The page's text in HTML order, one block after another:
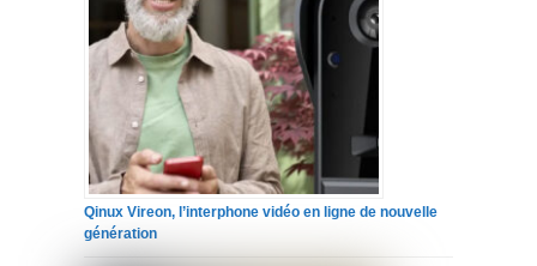
Qinux Vireon, l’interphone vidéo en ligne de nouvelle
génération